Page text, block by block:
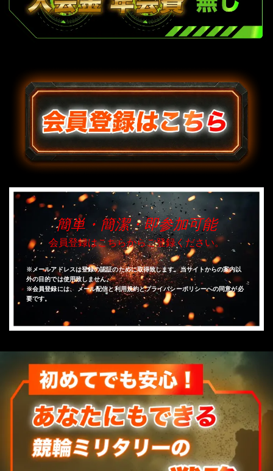
簡単・簡潔・即参加可能
会員登録はこちらからご登録ください。
※メールアドレスは登録の認証のために取得致します。当サイトからの案内以
外の目的では使用致しません。
※会員登録には、 メール配信と利用規約とプライバシーポリシーへの同意が必
要です。